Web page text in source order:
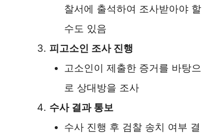
찰서에 출석하여 조사받아야 할
수도 있음
피고소인 조사 진행
고소인이 제출한 증거를 바탕으
로 상대방을 조사
수사 결과 통보
수사 진행 후 검찰 송치 여부 결